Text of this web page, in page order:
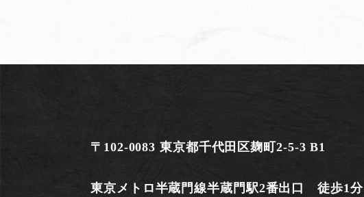
〒102-0083 東京都千代田区麹町2-5-3 B1
東京メトロ半蔵門線半蔵門駅2番出口 徒歩1分